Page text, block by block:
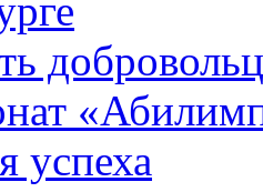
успеха